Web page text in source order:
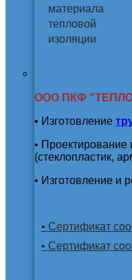
ООО ПКФ
• Изготовление
• Проектирование
(стеклопластик,
• Изготовление и
• Сертификат
• Сертификат